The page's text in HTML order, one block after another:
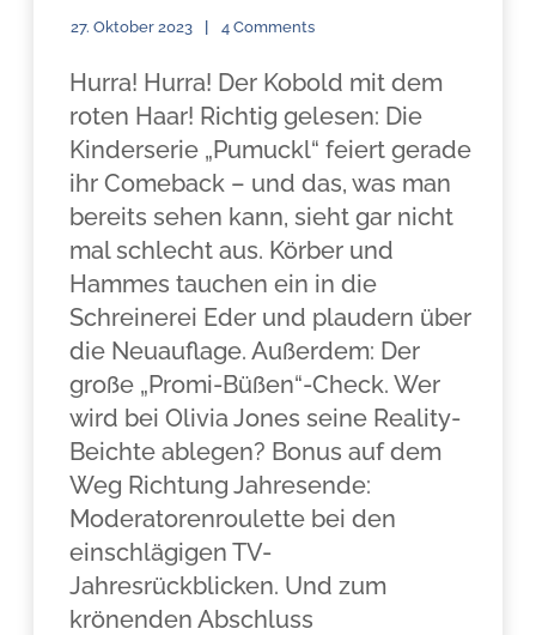
27. Oktober 2023 4 Comments
Hurra! Hurra! Der Kobold mit dem
roten Haar! Richtig gelesen: Die
Kinderserie „Pumuckl“ feiert gerade
ihr Comeback – und das, was man
bereits sehen kann, sieht gar nicht
mal schlecht aus. Körber und
Hammes tauchen ein in die
Schreinerei Eder und plaudern über
die Neuauflage. Außerdem: Der
große „Promi-Büßen“-Check. Wer
wird bei Olivia Jones seine Reality-
Beichte ablegen? Bonus auf dem
Weg Richtung Jahresende:
Moderatorenroulette bei den
einschlägigen TV-
Jahresrückblicken. Und zum
krönenden Abschluss